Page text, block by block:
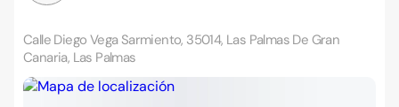
Calle Diego Vega Sarmiento, 35014, Las Palmas De Gran
Canaria, Las Palmas